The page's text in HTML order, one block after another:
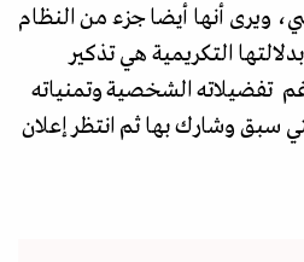
ويرى أنها أيضا جزء من النظام
التكريمية هي تذكير
تفضيلاته الشخصية وتمنياته
سبق وشارك بها ثم انتظر إعلان